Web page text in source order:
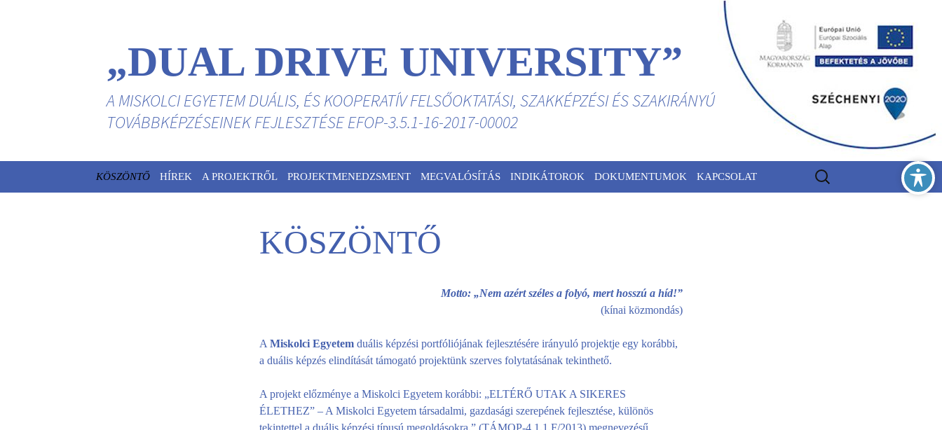
„DUAL DRIVE UNIVERSITY”
A MISKOLCI EGYETEM DUÁLIS, ÉS KOOPERATÍV FELSŐOKTATÁSI, SZAKKÉPZÉSI ÉS SZAKIRÁNYÚ
TOVÁBBKÉPZÉSEINEK FEJLESZTÉSE EFOP-3.5.1-16-2017-00002
Kilépés
KÖSZÖNTŐ HÍREK A PROJEKTRŐL PROJEKTMENEDZSMENT MEGVALÓSÍTÁS INDIKÁTOROK DOKUMENTUMOK KAPCSOLAT
Keresés:
KÖSZÖNTŐ
Motto: „Nem azért széles a folyó, mert hosszú a híd!”
(kínai közmondás)
A Miskolci Egyetem duális képzési portfóliójának fejlesztésére irányuló projektje egy korábbi,
a duális képzés elindítását támogató projektünk szerves folytatásának tekinthető.
A projekt előzménye a Miskolci Egyetem korábbi: „ELTÉRŐ UTAK A SIKERES
ÉLETHEZ” – A Miskolci Egyetem társadalmi, gazdasági szerepének fejlesztése, különös
tekintettel a duális képzési típusú megoldásokra.” (TÁMOP-4.1.1.F/2013) megnevezésű